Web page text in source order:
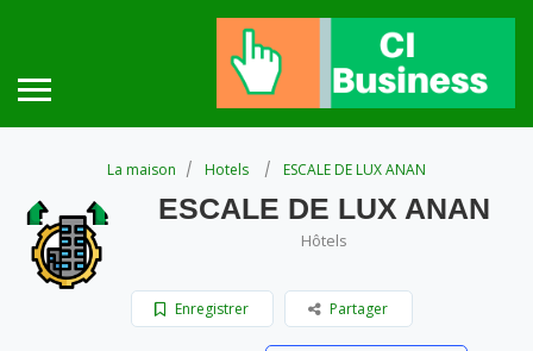
La maison Hotels ESCALE DE LUX ANAN
ESCALE DE LUX ANAN
Hôtels
Enregistrer Partager